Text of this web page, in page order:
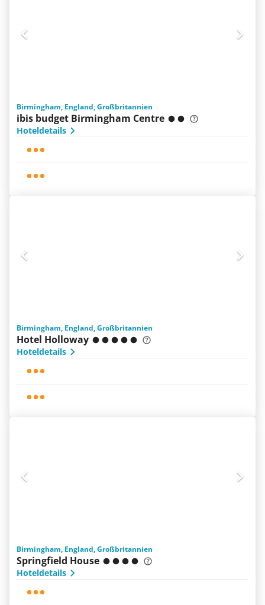
Birmingham, England, Großbritannien
ibis budget Birmingham Centre
Hoteldetails
Birmingham, England, Großbritannien
Hotel Holloway
Hoteldetails
Birmingham, England, Großbritannien
Springfield House
Hoteldetails